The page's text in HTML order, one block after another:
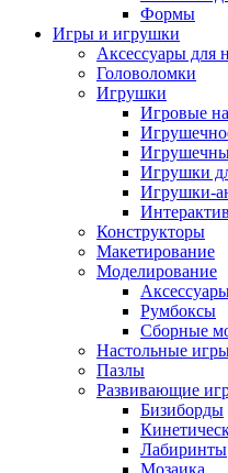
Формы
Игры и игрушки
Аксессуары для
Головоломки
Игрушки
Игровые
Игрушки
Игрушки-
Конструкторы
Макетирование
Моделирование
Румбоксы
Сборные
Настольные
Пазлы
Развивающие
Бизиборды
Лабиринты
Мозаика